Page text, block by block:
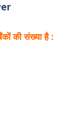
की संख्या है :